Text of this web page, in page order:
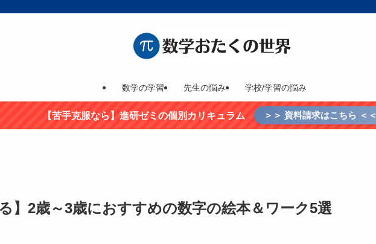
数学の学習 先生の悩み 学校/学習の悩み
【苦手克服なら】進研ゼミの個別カリキュラム ＞＞ 資料請求はこちら ＜＜
】2歳～3歳におすすめの数字の絵本＆ワーク5選